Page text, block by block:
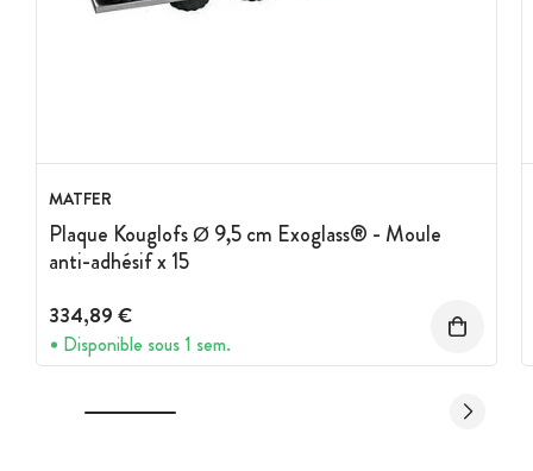
MATFER
Plaque Kouglofs Ø 9,5 cm Exoglass® - Moule
anti-adhésif x 15
334,89 €
Disponible sous 1 sem.